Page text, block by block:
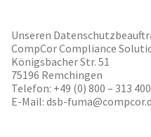
Unseren
CompCor Compliance
Königsbacher Str. 51
75196 Remchingen
Telefon: +49 (0) 800 – 313
E-Mail: dsb-